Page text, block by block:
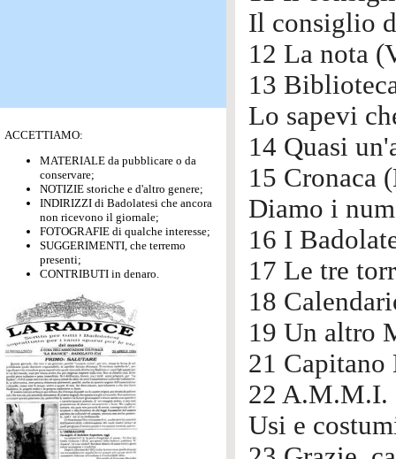
ACCETTIAMO:
MATERIALE da pubblicare o da
conservare;
NOTIZIE storiche e d'altro genere;
INDIRIZZI di Badolatesi che ancora
non ricevono il giornale;
FOTOGRAFIE di qualche interesse;
SUGGERIMENTI, che terremo
presenti;
CONTRIBUTI in denaro.
Il consiglio
12 La nota
13
Lo sapevi
14 Quasi
15 Cronaca
Diamo i
16 I
17 Le tre
18
19 Un altro
21
22 A.M.M.I.
Usi e